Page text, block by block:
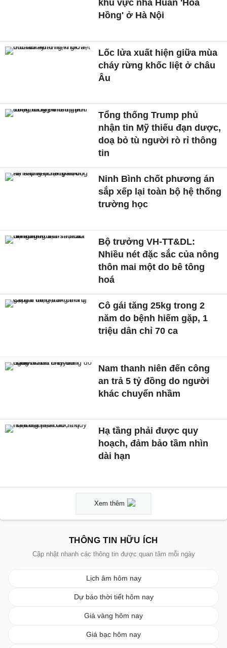
khu vực nhà Huấn 'Hoa
Hồng' ở Hà Nội
Lốc lửa xuất hiện giữa mùa
cháy rừng khốc liệt ở châu
Âu
Tổng thống Trump phủ
nhận tin Mỹ thiếu đạn dược,
doạ bỏ tù người rò rỉ thông
tin
Ninh Bình chốt phương án
sắp xếp lại toàn bộ hệ thống
trường học
Bộ trưởng VH-TT&DL:
Nhiều nét đặc sắc của nông
thôn mai một do bê tông
hoá
Cô gái tăng 25kg trong 2
năm do bệnh hiếm gặp, 1
triệu dân chỉ 70 ca
Nam thanh niên đến công
an trả 5 tỷ đồng do người
khác chuyển nhầm
Hạ tầng phải được quy
hoạch, đảm bảo tầm nhìn
dài hạn
Xem thêm
THÔNG TIN HỮU ÍCH
Cập nhật nhanh các thông tin được quan tâm mỗi ngày
Lịch âm hôm nay
Dự báo thời tiết hôm nay
Giá vàng hôm nay
Giá bạc hôm nay